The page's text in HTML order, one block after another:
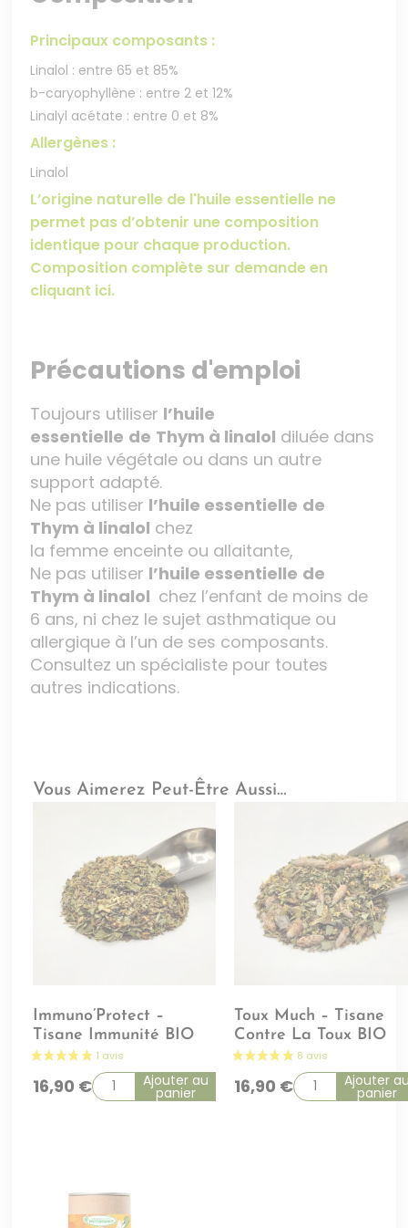
Principaux composants :
Linalol : entre 65 et 85%
b-caryophyllène : entre 2 et 12%
Linalyl acétate : entre 0 et 8%
Allergènes :
Linalol
L’origine naturelle de l'huile essentielle ne
permet pas d’obtenir une composition
identique pour chaque production.
Composition complète sur demande en
cliquant ici.
Précautions d'emploi
Toujours utiliser l’huile
essentielle de Thym à linalol diluée dans
une huile végétale ou dans un autre
support adapté.
Ne pas utiliser l’huile essentielle de
Thym à linalol chez
la femme enceinte ou allaitante,
Ne pas utiliser l’huile essentielle de
Thym à linalol chez l’enfant de moins de
6 ans, ni chez le sujet asthmatique ou
allergique à l’un de ses composants.
Consultez un spécialiste pour toutes
autres indications.
Vous Aimerez Peut-Être Aussi…
Immuno’Protect –
Tisane Immunité BIO
16,90 € Ajouter au
panier
Toux Much – Tisane
Contre La Toux BIO
16,90 € Ajouter
panier